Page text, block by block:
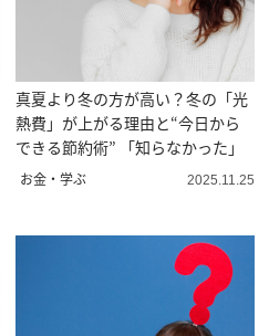
真夏より冬の方が高い？冬の「光
熱費」が上がる理由と“今日から
できる節約術” 「知らなかった」
お金・学ぶ 2025.11.25